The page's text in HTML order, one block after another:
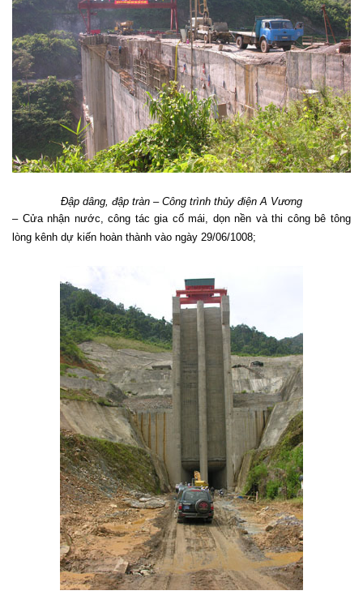
Đập dâng, đập tràn – Công trình thủy điện A Vương
– Cửa nhận nước, công tác gia cố mái, dọn nền và thi công bê tông
lòng kênh dự kiến hoàn thành vào ngày 29/06/1008;